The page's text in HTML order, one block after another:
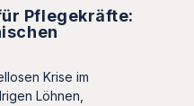
Pflegekräfte:
Krise im
Löhnen,